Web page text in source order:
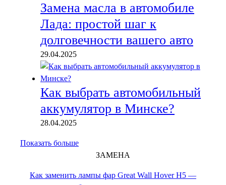
Замена масла в автомобиле
Лада: простой шаг к
долговечности вашего авто
29.04.2025
Как выбрать автомобильный
аккумулятор в Минске?
28.04.2025
Показать больше
ЗАМЕНА
Как заменить лампы фар Great Wall Hover H5 —